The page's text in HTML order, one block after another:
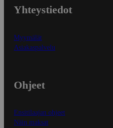
Yhteystiedot
Myymälät
Asiakaspalvelu
Ohjeet
Ensitilaajan ohjeet
Näin maksat